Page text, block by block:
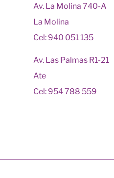
Av. La Molina 740-A
La Molina
Cel: 940 051 135
Av. Las Palmas R1-21
Ate
Cel: 954 788 559